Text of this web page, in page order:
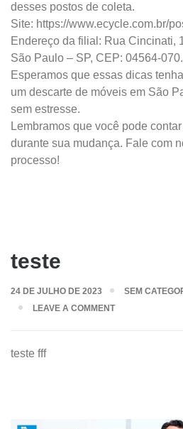
desses postos de coleta.
Site: https://www.ecycle.com.br/
Endereço da filial: Rua Cincinati,
São Paulo – SP, CEP: 04564-070.
Esperamos que essas dicas
um descarte de móveis em São
sem estresse.
Lembramos que você pode
durante sua mudança. Fale com
processo!
teste
24 DE JULHO DE 2023 SEM
LEAVE A COMMENT
teste fff